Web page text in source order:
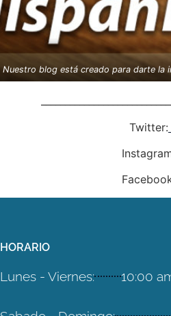
Nuestro blog está creado para darte la
Twitter:
HORARIO
Lunes - Viernes: 10:00